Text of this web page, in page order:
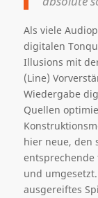
Als viele
digitalen
Illusions mit
(Line)
Wiedergabe
Quellen
hier neue, den
entsprechende
und
ausgereiftes